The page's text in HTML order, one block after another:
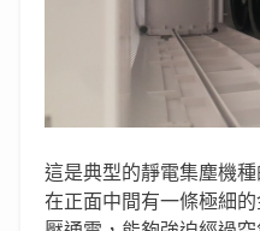
這是典型的靜電集塵機
在正面中間有一條極細